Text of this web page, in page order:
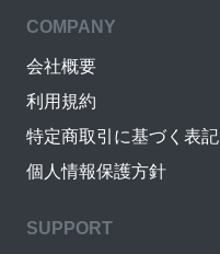
COMPANY
会社概要
利用規約
特定商取引に基づく表記
個人情報保護方針
SUPPORT